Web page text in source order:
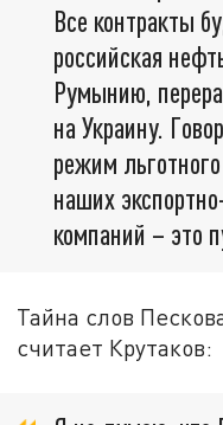
Все контракты
российская
Румынию,
на Украину.
режим
наших
компаний – это
Тайна слов
считает Крутаков: